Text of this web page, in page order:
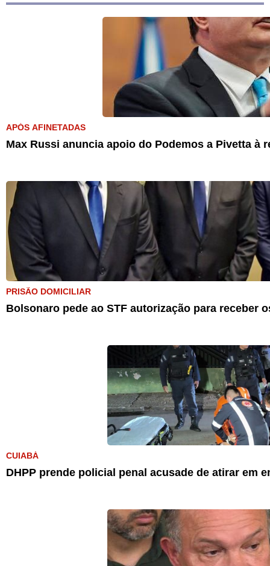
APÓS AFINETADAS
Max Russi anuncia apoio do Podemos a Pivetta à
PRISÃO DOMICILIAR
Bolsonaro pede ao STF autorização para receber
CUIABÁ
DHPP prende policial penal acusade de atirar em